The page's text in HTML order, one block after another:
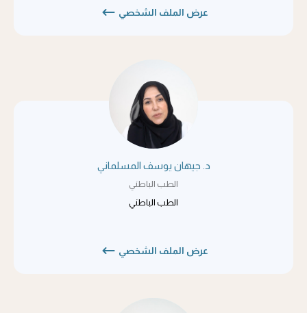
عرض الملف الشخصي
د. جيهان يوسف المسلماني
الطب الباطني
الطب الباطني
عرض الملف الشخصي